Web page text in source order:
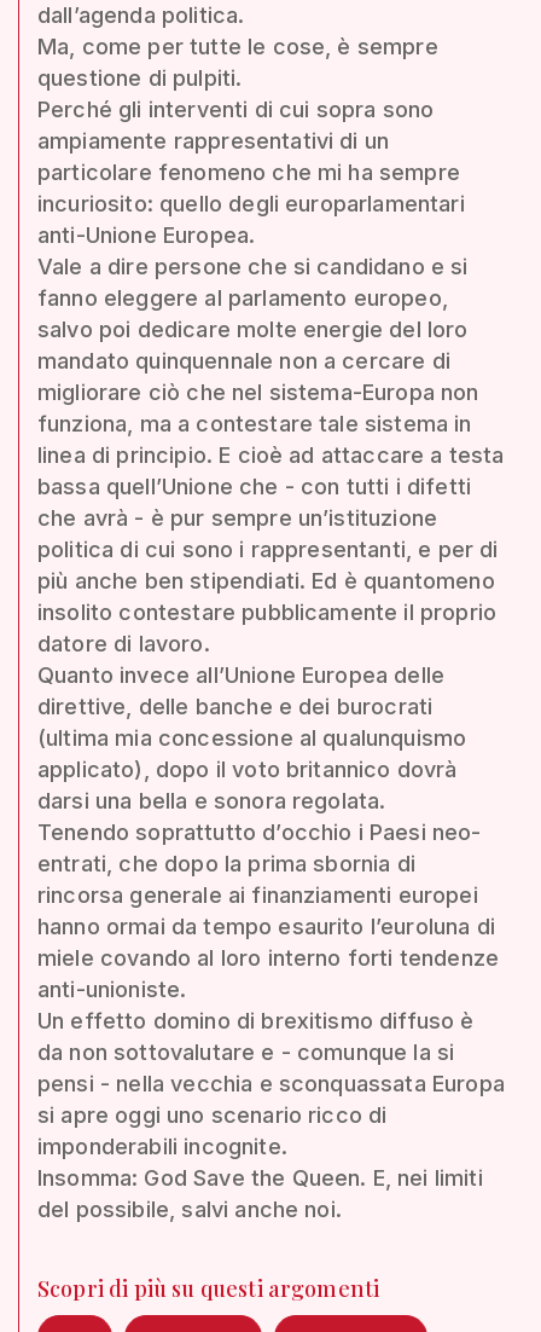
dall’agenda politica.
Ma, come per tutte le cose, è sempre
questione di pulpiti.
Perché gli interventi di cui sopra sono
ampiamente rappresentativi di un
particolare fenomeno che mi ha sempre
incuriosito: quello degli europarlamentari
anti-Unione Europea.
Vale a dire persone che si candidano e si
fanno eleggere al parlamento europeo,
salvo poi dedicare molte energie del loro
mandato quinquennale non a cercare di
migliorare ciò che nel sistema-Europa non
funziona, ma a contestare tale sistema in
linea di principio. E cioè ad attaccare a testa
bassa quell’Unione che - con tutti i difetti
che avrà - è pur sempre un’istituzione
politica di cui sono i rappresentanti, e per di
più anche ben stipendiati. Ed è quantomeno
insolito contestare pubblicamente il proprio
datore di lavoro.
Quanto invece all’Unione Europea delle
direttive, delle banche e dei burocrati
(ultima mia concessione al qualunquismo
applicato), dopo il voto britannico dovrà
darsi una bella e sonora regolata.
Tenendo soprattutto d’occhio i Paesi neo-
entrati, che dopo la prima sbornia di
rincorsa generale ai finanziamenti europei
hanno ormai da tempo esaurito l’euroluna di
miele covando al loro interno forti tendenze
anti-unioniste.
Un effetto domino di brexitismo diffuso è
da non sottovalutare e - comunque la si
pensi - nella vecchia e sconquassata Europa
si apre oggi uno scenario ricco di
imponderabili incognite.
Insomma: God Save the Queen. E, nei limiti
del possibile, salvi anche noi.
Scopri di più su questi argomenti